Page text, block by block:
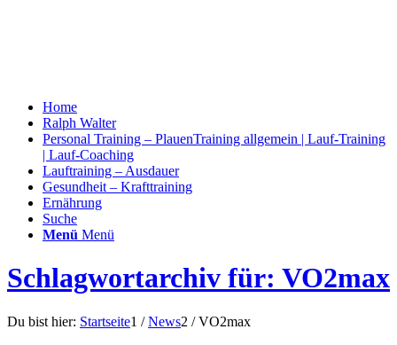
Home
Ralph Walter
Personal Training – PlauenTraining allgemein | Lauf-Training
| Lauf-Coaching
Lauftraining – Ausdauer
Gesundheit – Krafttraining
Ernährung
Suche
Menü Menü
Schlagwortarchiv für: VO2max
Du bist hier: Startseite1 / News2 / VO2max